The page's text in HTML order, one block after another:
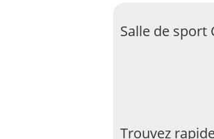
Salle de sport
Trouvez